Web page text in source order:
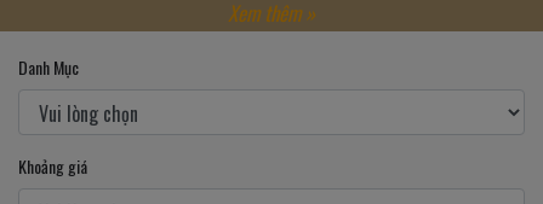
Xem thêm »
Danh Mục
Khoảng giá